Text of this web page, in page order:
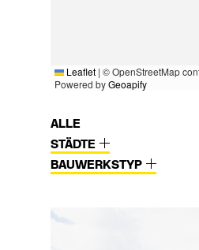
Leaflet | © OpenStreetMap
Powered byGeoapify
ALLE
STÄDTE
BAUWERKSTYP